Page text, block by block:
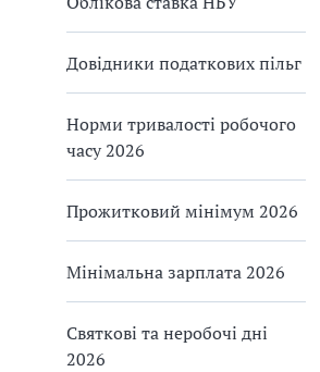
Довідники податкових пільг
Норми тривалості робочого
часу 2026
Прожитковий мінімум 2026
Мінімальна зарплата 2026
Святкові та неробочі дні
2026